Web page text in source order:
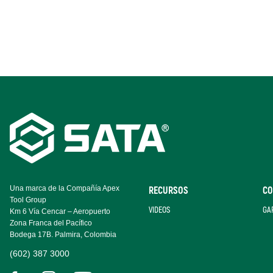
Footer
Navigation
Una marca de la Compañía Apex
Tool Group
Km 6 Vía Cencar – Aeropuerto
Zona Franca del Pacífico
Bodega 17B. Palmira, Colombia
(602) 387 3000
RECURSOS
VIDEOS